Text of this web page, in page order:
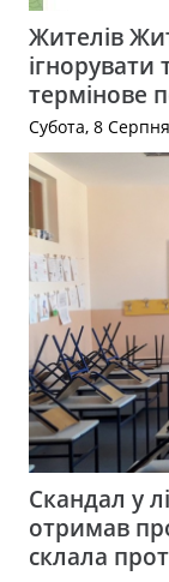
Жителів
термінове
Субота, 8
Скандал у
отримав
склала